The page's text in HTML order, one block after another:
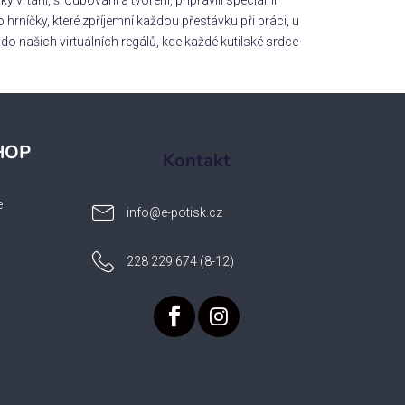
které zpříjemní každou přestávku při práci, u
našich virtuálních regálů, kde každé kutilské srdce
Kontakt
info@e-potisk.cz
228 229 674 (8-12)